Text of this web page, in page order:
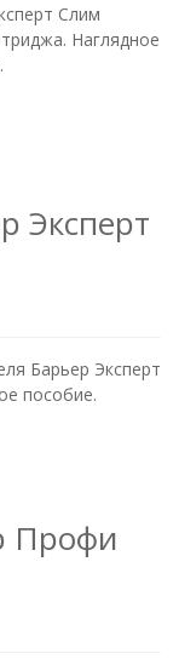
Слим
Наглядное
Эксперт
Барьер Эксперт
пособие.
Профи